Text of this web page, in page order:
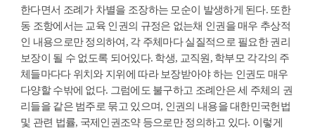
한다면서 조례가 차별을 조장하는 모순이 발생하게 된다. 또한
동 조항에서는 교육 인권의 규정은 없는채 인권을 매우 추상적
인 내용으로만 정의하여, 각 주체마다 실질적으로 필요한 권리
보장이 될 수 없도록 되어있다. 학생, 교직원, 학부모 각각의 주
체들마다다 위치와 지위에 따라 보장받아야 하는 인권도 매우
다양할 수밖에 없다. 그럼에도 불구하고 조례안은 세 주체의 권
리들을 같은 범주로 묶고 있으며, 인권의 내용을 대한민국헌법
및 관련 법률, 국제인권조약 등으로만 정의하고 있다. 이렇게